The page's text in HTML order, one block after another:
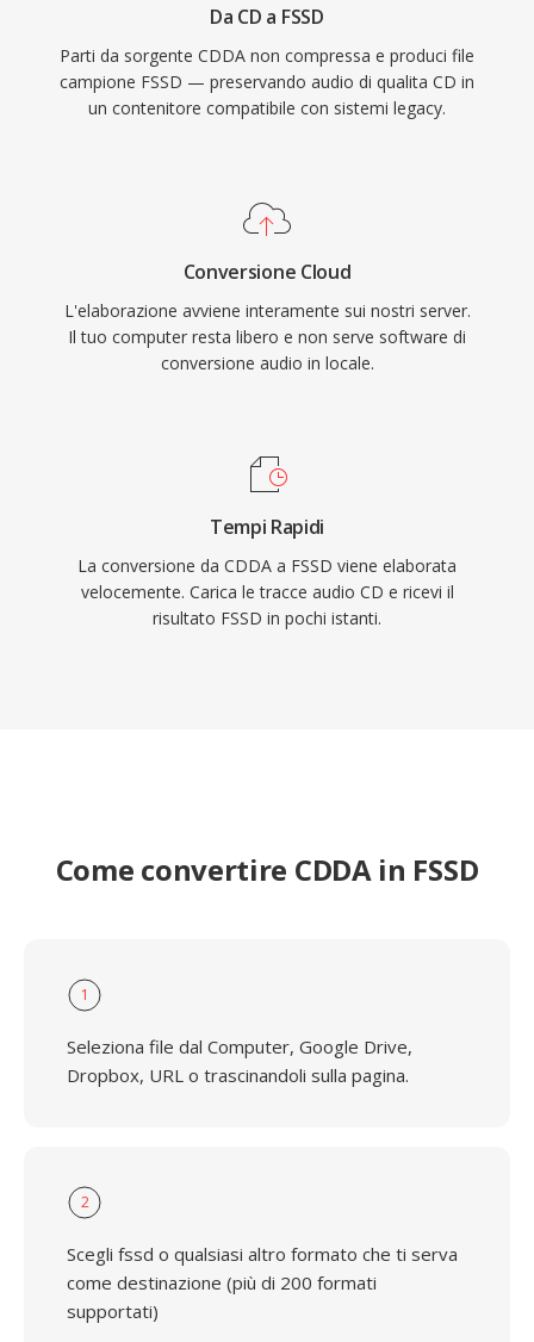
Da CD a FSSD
Parti da sorgente CDDA non compressa e produci file
campione FSSD — preservando audio di qualita CD in
un contenitore compatibile con sistemi legacy.
Conversione Cloud
L'elaborazione avviene interamente sui nostri server.
Il tuo computer resta libero e non serve software di
conversione audio in locale.
Tempi Rapidi
La conversione da CDDA a FSSD viene elaborata
velocemente. Carica le tracce audio CD e ricevi il
risultato FSSD in pochi istanti.
Come convertire CDDA in FSSD
1
Seleziona file dal Computer, Google Drive,
Dropbox, URL o trascinandoli sulla pagina.
2
Scegli fssd o qualsiasi altro formato che ti serva
come destinazione (più di 200 formati
supportati)